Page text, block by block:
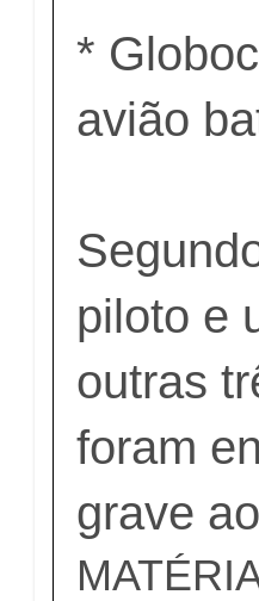
*
avião
piloto e
outras
foram
grave